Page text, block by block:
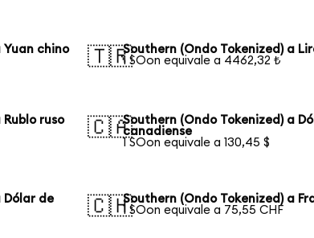
Yuan chino
🇹🇷Southern (Ondo Tokenized) a
1 SOon equivale a 4462,32 ₺
ruso
🇨🇦Southern (Ondo Tokenized) a
canadiense
1 SOon equivale a 130,45 $
Dólar de
🇨🇭Southern (Ondo Tokenized) a
1 SOon equivale a 75,55 CHF